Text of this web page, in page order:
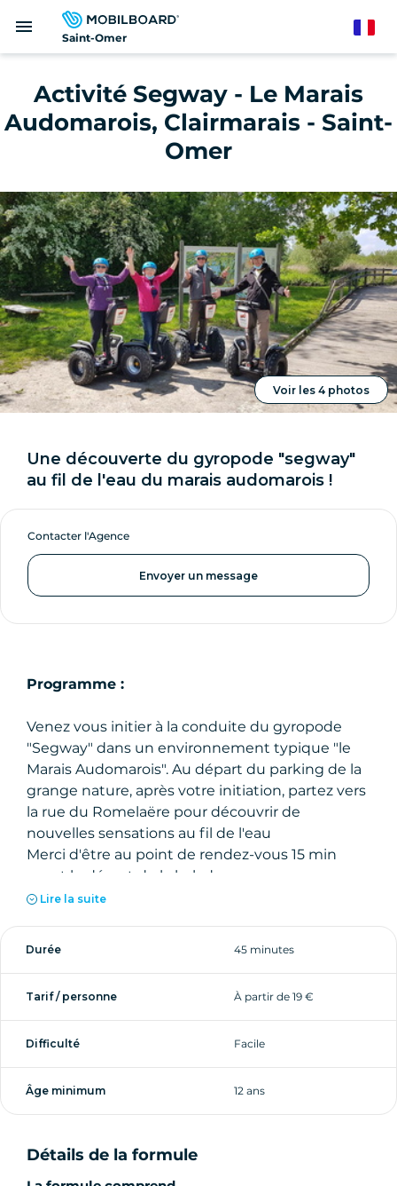
Saint-Omer
menu
Activité Segway - Le Marais
Audomarois, Clairmarais - Saint-
Omer
Voir les 4 photos
Une découverte du gyropode "segway"
au fil de l'eau du marais audomarois !
Contacter l'Agence
Envoyer un message
Programme :
Venez vous initier à la conduite du gyropode
"Segway" dans un environnement typique "le
Marais Audomarois". Au départ du parking de la
grange nature, après votre initiation, partez vers
la rue du Romelaëre pour découvrir de
nouvelles sensations au fil de l'eau
Merci d'être au point de rendez-vous 15 min
avant le départ de la balade.
Lire la suite
Durée 45 minutes
Tarif / personne À partir de 19 €
Difficulté Facile
Âge minimum 12 ans
Détails de la formule